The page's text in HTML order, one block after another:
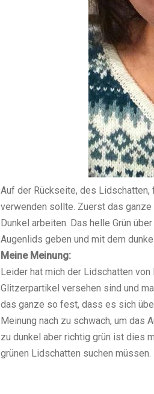
Auf der Rückseite, des Lidschatten,
verwenden sollte. Zuerst das
Dunkel arbeiten. Das helle Grün
Augenlids geben und mit dem
Meine Meinung:
Leider hat mich der Lidschatten
Glitzerpartikel versehen sind und
das ganze so fest, dass es sich
Meinung nach zu schwach, um das
zu dunkel aber richtig grün ist dies
grünen Lidschatten suchen müssen.